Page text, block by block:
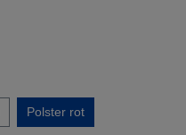
Polster rot